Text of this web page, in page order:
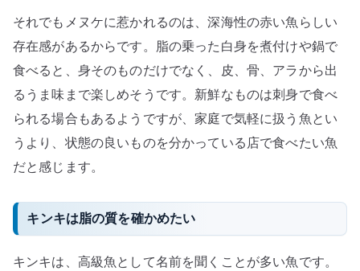
それでもメヌケに惹かれるのは、深海性の赤い魚らしい
存在感があるからです。脂の乗った白身を煮付けや鍋で
食べると、身そのものだけでなく、皮、骨、アラから出
るうま味まで楽しめそうです。新鮮なものは刺身で食べ
られる場合もあるようですが、家庭で気軽に扱う魚とい
うより、状態の良いものを分かっている店で食べたい魚
だと感じます。
キンキは脂の質を確かめたい
キンキは、高級魚として名前を聞くことが多い魚です。